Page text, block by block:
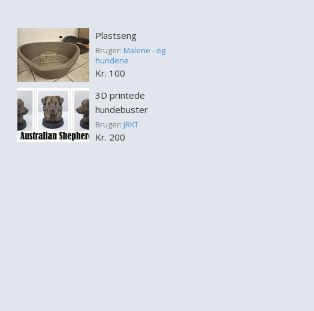
Plastseng
Bruger: Malene - og
hundene
Kr. 100
3D printede
hundebuster
Bruger: JRKT
Kr. 200